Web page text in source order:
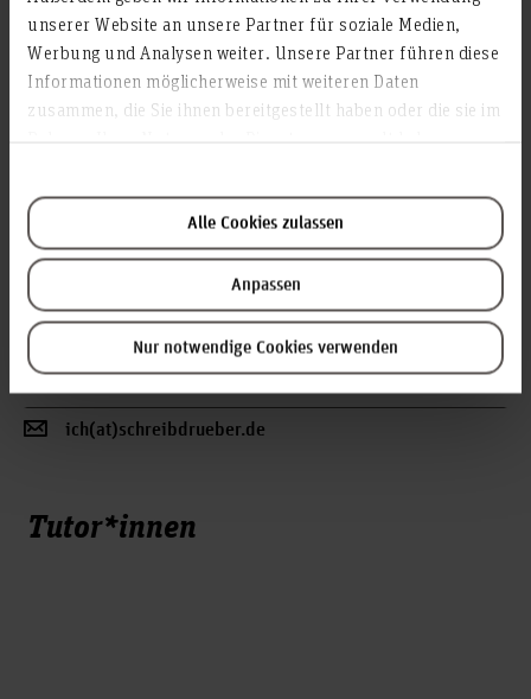
unserer Website an unsere Partner für soziale Medien,
Werbung und Analysen weiter. Unsere Partner führen diese
Informationen möglicherweise mit weiteren Daten
zusammen, die Sie ihnen bereitgestellt haben oder die sie im
Alle Cookies zulassen
Anpassen
Nur notwendige Cookies verwenden
Nora Peters
zu den Kursen
Profil
ich(at)schreibdrueber.de
Tutor*innen